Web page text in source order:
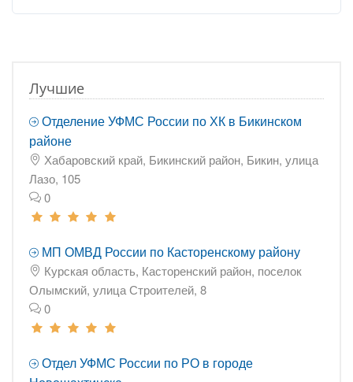
Лучшие
Отделение УФМС России по ХК в Бикинском
районе
Хабаровский край, Бикинский район, Бикин, улица
Лазо, 105
0
МП ОМВД России по Касторенскому району
Курская область, Касторенский район, поселок
Олымский, улица Строителей, 8
0
Отдел УФМС России по РО в городе